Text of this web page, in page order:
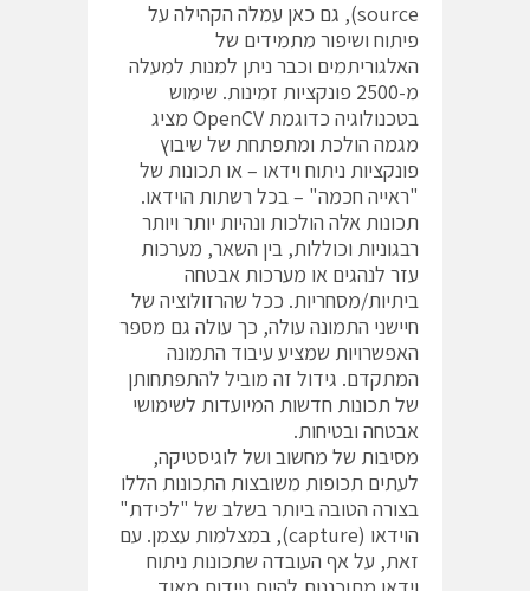
source), גם כאן עמלה הקהילה על
פיתוח ושיפור מתמידים של
האלגוריתמים וכבר ניתן למנות למעלה
מ-2500 פונקציות זמינות. שימוש
בטכנולוגיה כדוגמת OpenCV מציג
מגמה הולכת ומתפתחת של שיבוץ
פונקציות ניתוח וידאו – או תכונות של
"ראייה חכמה" – בכל רשתות הוידאו.
תכונות אלה הולכות ונהיות יותר ויותר
רבגוניות וכוללות, בין השאר, מערכות
עזר לנהגים או מערכות אבטחה
ביתיות/מסחריות. ככל שהרזולוציה של
חיישני התמונה עולה, כך עולה גם מספר
האפשרויות שמציע עיבוד התמונה
המתקדם. גידול זה מוביל להתפתחותן
של תכונות חדשות המיועדות לשימושי
אבטחה ובטיחות.
מסיבות של מחשוב ושל לוגיסטיקה,
לעתים תכופות משובצות התכונות הללו
בצורה הטובה ביותר בשלב של "לכידת"
הוידאו (capture), במצלמות עצמן. עם
זאת, על אף העובדה שתכונות ניתוח